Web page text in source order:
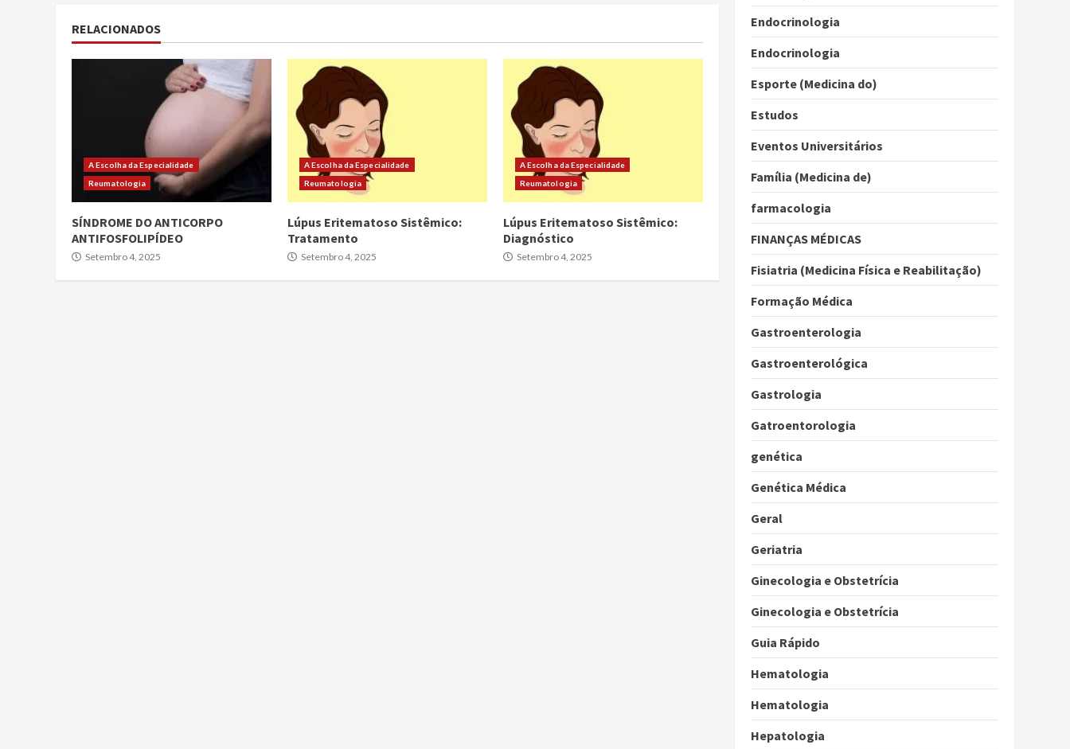
RELACIONADOS
A Escolha da Especialidade
Reumatologia
SÍNDROME DO ANTICORPO
ANTIFOSFOLIPÍDEO
Setembro 4, 2025
A Escolha da Especialidade
Reumatologia
Lúpus Eritematoso Sistêmico:
Tratamento
Setembro 4, 2025
A Escolha da Especialidade
Reumatologia
Lúpus Eritematoso Sistêmico:
Diagnóstico
Setembro 4, 2025
Endocrinologia
Endocrinologia
Esporte (Medicina do)
Estudos
Eventos Universitários
Família (Medicina de)
farmacologia
FINANÇAS MÉDICAS
Fisiatria (Medicina Física e Reabilitação)
Formação Médica
Gastroenterologia
Gastroenterológica
Gastrologia
Gatroentorologia
genética
Genética Médica
Geral
Geriatria
Ginecologia e Obstetrícia
Ginecologia e Obstetrícia
Guia Rápido
Hematologia
Hematologia
Hepatologia